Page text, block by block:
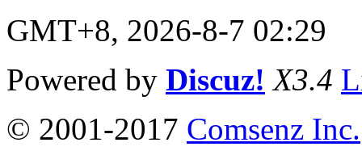
GMT+8, 2026-8-7 02:29
Powered by Discuz! X3.4
© 2001-2017 Comsenz Inc.